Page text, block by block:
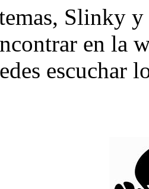
Slinky
en la
escuchar